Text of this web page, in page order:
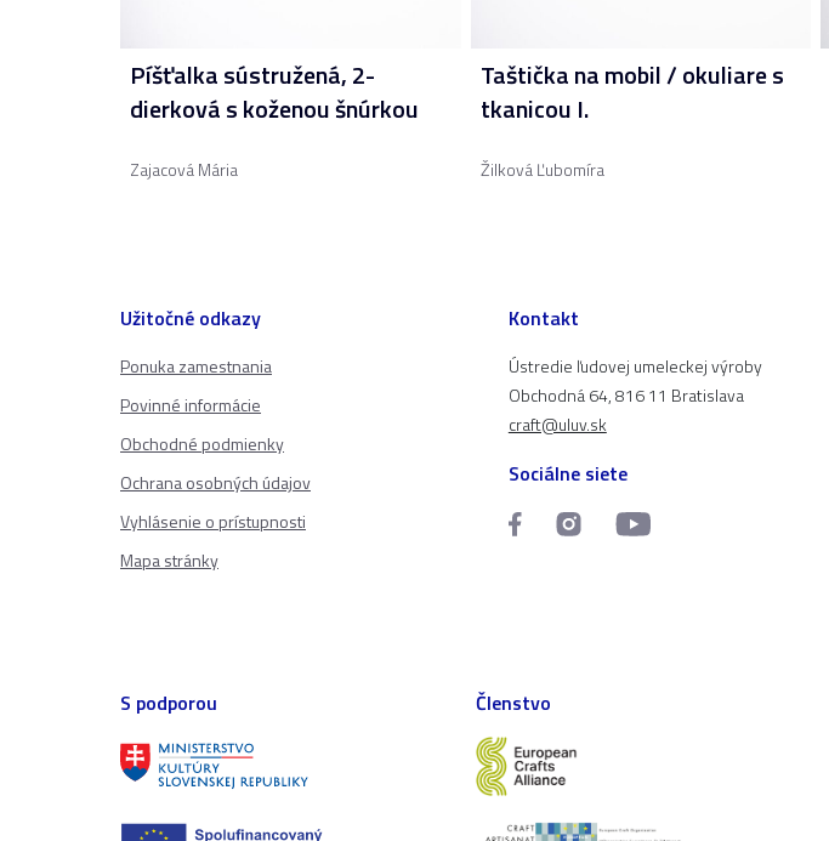
Píšťalka sústružená, 2-
dierková s koženou šnúrkou
Zajacová Mária
Taštička na mobil / okuliare s
tkanicou I.
Žilková Ľubomíra
Užitočné odkazy
Ponuka zamestnania
Povinné informácie
Obchodné podmienky
Ochrana osobných údajov
Vyhlásenie o prístupnosti
Mapa stránky
Kontakt
Ústredie ľudovej umeleckej výroby
Obchodná 64, 816 11 Bratislava
craft@uluv.sk
Sociálne siete
S podporou Členstvo